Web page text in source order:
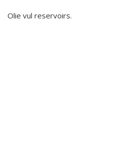
Olie vul reservoirs.